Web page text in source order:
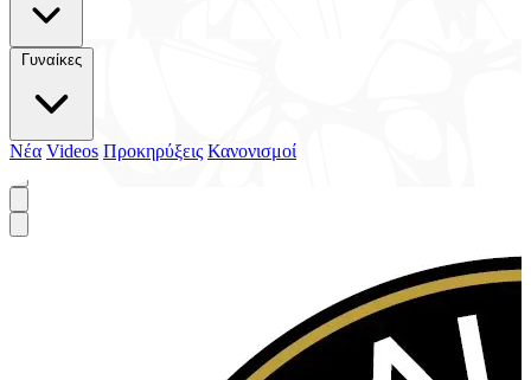
Γυναίκες
Νέα Videos Προκηρύξεις Κανονισμοί